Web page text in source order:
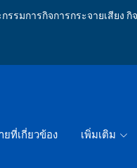
รมการกิจการกระจายเสียง
ที่เกี่ยวข้อง เพิ่มเติม